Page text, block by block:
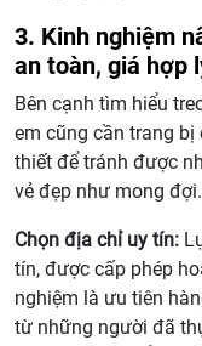
3. Kinh nghiệm
an toàn, giá hợp
Bên cạnh tìm hiểu
em cũng cần trang
thiết để tránh được
vẻ đẹp như mong
Chọn địa chỉ uy tín:
tín, được cấp phép
nghiệm là ưu tiên
từ những người đã